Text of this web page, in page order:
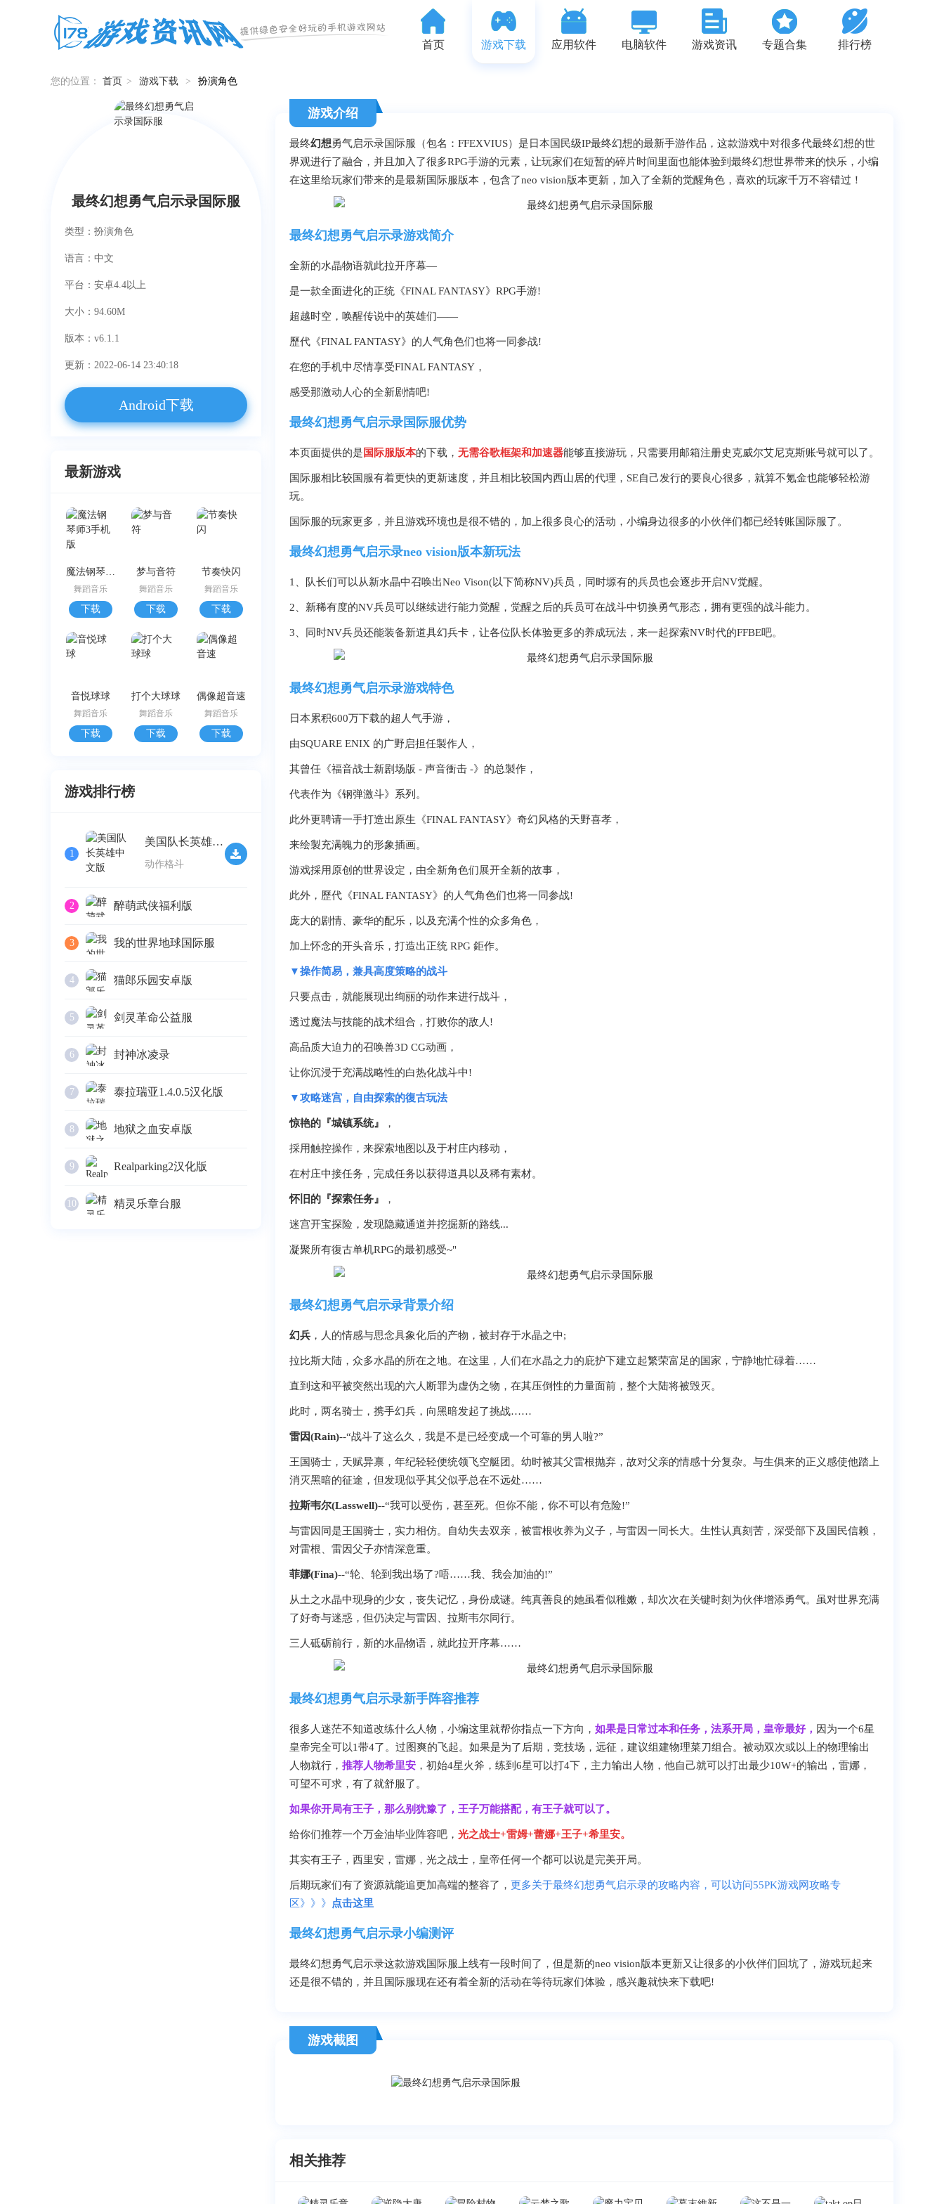
首页 游戏下载 应用软件 电脑软件 游戏资讯 专题合集 排行榜
您的位置： 首页 > 游戏下载 > 扮演角色
类型：扮演角色
语言：中文
平台：安卓4.4以上
大小：94.60M
版本：v6.1.1
更新：2022-06-14 23:40:18
Android下载
最新游戏
魔法钢琴师3手机版
舞蹈音乐
下载
梦与音符
舞蹈音乐
下载
节奏快闪
舞蹈音乐
下载
音悦球球
舞蹈音乐
下载
打个大球球
舞蹈音乐
下载
偶像超音速
舞蹈音乐
下载
游戏排行榜
1
美国队长英雄中文版
动作格斗
2 醉萌武侠福利版
3 我的世界地球国际服
4 猫郎乐园安卓版
5 剑灵革命公益服
6 封神冰凌录
7 泰拉瑞亚1.4.0.5汉化版
8 地狱之血安卓版
9 Realparking2汉化版
10 精灵乐章台服
游戏介绍
最终幻想勇气启示录国际服
最终幻想勇气启示录国际服（包名：FFEXVIUS）是日本国民级IP最终幻想的最新手游作品，这款游戏中对很多代最终幻想的世
界观进行了融合，并且加入了很多RPG手游的元素，让玩家们在短暂的碎片时间里面也能体验到最终幻想世界带来的快乐，小编
在这里给玩家们带来的是最新国际服版本，包含了neo vision版本更新，加入了全新的觉醒角色，喜欢的玩家千万不容错过！
最终幻想勇气启示录游戏简介
全新的水晶物语就此拉开序幕—
是一款全面进化的正统《FINAL FANTASY》RPG手游!
超越时空，唤醒传说中的英雄们――
歷代《FINAL FANTASY》的人气角色们也将一同参战!
在您的手机中尽情享受FINAL FANTASY，
感受那激动人心的全新剧情吧!
最终幻想勇气启示录国际服优势
本页面提供的是 国际服版本的下载， 无需谷歌框架和加速器能够直接游玩，只需要用邮箱注册史克威尔艾尼克斯账号就可以了。
国际服相比较国服有着更快的更新速度，并且相比较国内西山居的代理，SE自己发行的要良心很多，就算不氪金也能够轻松游
玩。
国际服的玩家更多，并且游戏环境也是很不错的，加上很多良心的活动，小编身边很多的小伙伴们都已经转账国际服了。
最终幻想勇气启示录neo vision版本新玩法
1、队长们可以从新水晶中召唤出Neo Vison(以下简称NV)兵员，同时塬有的兵员也会逐步开启NV觉醒。
2、新稀有度的NV兵员可以继续进行能力觉醒，觉醒之后的兵员可在战斗中切换勇气形态，拥有更强的战斗能力。
3、同时NV兵员还能装备新道具幻兵卡，让各位队长体验更多的养成玩法，来一起探索NV时代的FFBE吧。
最终幻想勇气启示录游戏特色
日本累积600万下载的超人气手游，
由SQUARE ENIX 的广野启担任製作人，
其曾任《福音战士新剧场版 - 声音衝击 -》的总製作，
代表作为《钢弹激斗》系列。
此外更聘请一手打造出原生《FINAL FANTASY》奇幻风格的天野喜孝，
来绘製充满魄力的形象插画。
游戏採用原创的世界设定，由全新角色们展开全新的故事，
此外，歷代《FINAL FANTASY》的人气角色们也将一同参战!
庞大的剧情、豪华的配乐，以及充满个性的众多角色，
加上怀念的开头音乐，打造出正统 RPG 鉅作。
▼操作简易，兼具高度策略的战斗
只要点击，就能展现出绚丽的动作来进行战斗，
透过魔法与技能的战术组合，打败你的敌人!
高品质大迫力的召唤兽3D CG动画，
让你沉浸于充满战略性的白热化战斗中!
▼攻略迷宫，自由探索的復古玩法
惊艳的『城镇系统』 ，
採用触控操作，来探索地图以及于村庄内移动，
在村庄中接任务，完成任务以获得道具以及稀有素材。
怀旧的『探索任务』 ，
迷宫开宝探险，发现隐藏通道并挖掘新的路线...
凝聚所有復古单机RPG的最初感受~"
最终幻想勇气启示录背景介绍
幻兵 ，人的情感与思念具象化后的产物，被封存于水晶之中;
拉比斯大陆，众多水晶的所在之地。在这里，人们在水晶之力的庇护下建立起繁荣富足的国家，宁静地忙碌着……
直到这和平被突然出现的六人断罪为虚伪之物，在其压倒性的力量面前，整个大陆将被毁灭。
此时，两名骑士，携手幻兵，向黑暗发起了挑战……
雷因(Rain)--“战斗了这么久，我是不是已经变成一个可靠的男人啦?”
王国骑士，天赋异禀，年纪轻轻便统领飞空艇团。幼时被其父雷根抛弃，故对父亲的情感十分复杂。与生俱来的正义感使他踏上
消灭黑暗的征途，但发现似乎其父似乎总在不远处……
拉斯韦尔(Lasswell)--“我可以受伤，甚至死。但你不能，你不可以有危险!”
与雷因同是王国骑士，实力相仿。自幼失去双亲，被雷根收养为义子，与雷因一同长大。生性认真刻苦，深受部下及国民信赖，
对雷根、雷因父子亦情深意重。
菲娜(Fina)--“轮、轮到我出场了?唔……我、我会加油的!”
从土之水晶中现身的少女，丧失记忆，身份成谜。纯真善良的她虽看似稚嫩，却次次在关键时刻为伙伴增添勇气。虽对世界充满
了好奇与迷惑，但仍决定与雷因、拉斯韦尔同行。
三人砥砺前行，新的水晶物语，就此拉开序幕……
最终幻想勇气启示录新手阵容推荐
很多人迷茫不知道改练什么人物，小编这里就帮你指点一下方向， 如果是日常过本和任务，法系开局，皇帝最好， 因为一个6星
皇帝完全可以1带4了。过图爽的飞起。如果是为了后期，竞技场，远征，建议组建物理菜刀组合。被动双次或以上的物理输出
人物就行， 推荐人物希里安 ，初始4星火斧，练到6星可以打4下，主力输出人物，他自己就可以打出最少10W+的输出，雷娜，
可望不可求，有了就舒服了。
如果你开局有王子，那么别犹豫了，王子万能搭配，有王子就可以了。
给你们推荐一个万金油毕业阵容吧， 光之战士+雷姆+蕾娜+王子+希里安。
其实有王子，西里安，雷娜，光之战士，皇帝任何一个都可以说是完美开局。
后期玩家们有了资源就能追更加高端的整容了， 更多关于最终幻想勇气启示录的攻略内容，可以访问55PK游戏网攻略专
区》》》
点击这里
最终幻想勇气启示录小编测评
最终幻想勇气启示录这款游戏国际服上线有一段时间了，但是新的neo vision版本更新又让很多的小伙伴们回坑了，游戏玩起来
还是很不错的，并且国际服现在还有着全新的活动在等待玩家们体验，感兴趣就快来下载吧!
游戏截图
相关推荐